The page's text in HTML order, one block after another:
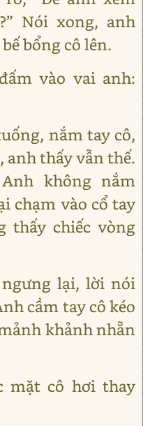
Nói xong, anh
bổng cô lên.
vào vai anh:
nắm tay cô,
anh thấy vẫn thế.
không nắm
chạm vào cổ tay
thấy chiếc vòng
lại, lời nói
cầm tay cô kéo
khảnh nhẵn
mặt cô hơi thay